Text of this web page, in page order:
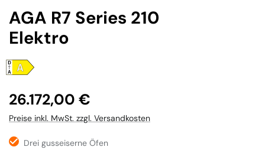
AGA R7 Series 210
Elektro
Regulärer Preis:
26.172,00 €
Preise inkl. MwSt. zzgl. Versandkosten
Drei gusseiserne Öfen